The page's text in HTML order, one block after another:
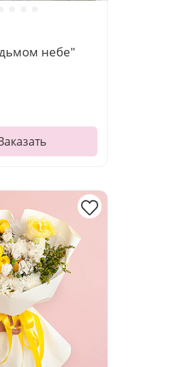
небе"